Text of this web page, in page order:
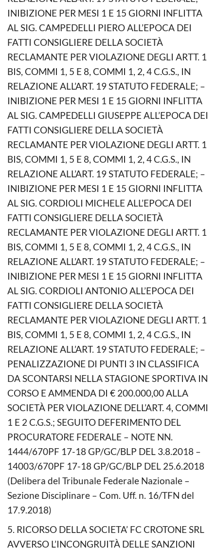
INIBIZIONE PER MESI 1 E 15 GIORNI INFLITTA
AL SIG. CAMPEDELLI PIERO ALL’EPOCA DEI
FATTI CONSIGLIERE DELLA SOCIETÀ
RECLAMANTE PER VIOLAZIONE DEGLI ARTT. 1
BIS, COMMI 1, 5 E 8, COMMI 1, 2, 4 C.G.S., IN
RELAZIONE ALL’ART. 19 STATUTO FEDERALE; –
INIBIZIONE PER MESI 1 E 15 GIORNI INFLITTA
AL SIG. CAMPEDELLI GIUSEPPE ALL’EPOCA DEI
FATTI CONSIGLIERE DELLA SOCIETÀ
RECLAMANTE PER VIOLAZIONE DEGLI ARTT. 1
BIS, COMMI 1, 5 E 8, COMMI 1, 2, 4 C.G.S., IN
RELAZIONE ALL’ART. 19 STATUTO FEDERALE; –
INIBIZIONE PER MESI 1 E 15 GIORNI INFLITTA
AL SIG. CORDIOLI MICHELE ALL’EPOCA DEI
FATTI CONSIGLIERE DELLA SOCIETÀ
RECLAMANTE PER VIOLAZIONE DEGLI ARTT. 1
BIS, COMMI 1, 5 E 8, COMMI 1, 2, 4 C.G.S., IN
RELAZIONE ALL’ART. 19 STATUTO FEDERALE; –
INIBIZIONE PER MESI 1 E 15 GIORNI INFLITTA
AL SIG. CORDIOLI ANTONIO ALL’EPOCA DEI
FATTI CONSIGLIERE DELLA SOCIETÀ
RECLAMANTE PER VIOLAZIONE DEGLI ARTT. 1
BIS, COMMI 1, 5 E 8, COMMI 1, 2, 4 C.G.S., IN
RELAZIONE ALL’ART. 19 STATUTO FEDERALE; –
PENALIZZAZIONE DI PUNTI 3 IN CLASSIFICA
DA SCONTARSI NELLA STAGIONE SPORTIVA IN
CORSO E AMMENDA DI € 200.000,00 ALLA
SOCIETÀ PER VIOLAZIONE DELL’ART. 4, COMMI
1 E 2 C.G.S.; SEGUITO DEFERIMENTO DEL
PROCURATORE FEDERALE – NOTE NN.
1444/670PF 17-18 GP/GC/BLP DEL 3.8.2018 –
14003/670PF 17-18 GP/GC/BLP DEL 25.6.2018
(Delibera del Tribunale Federale Nazionale –
Sezione Disciplinare – Com. Uff. n. 16/TFN del
17.9.2018)
5. RICORSO DELLA SOCIETA’ FC CROTONE SRL
AVVERSO L’INCONGRUITÀ DELLE SANZIONI